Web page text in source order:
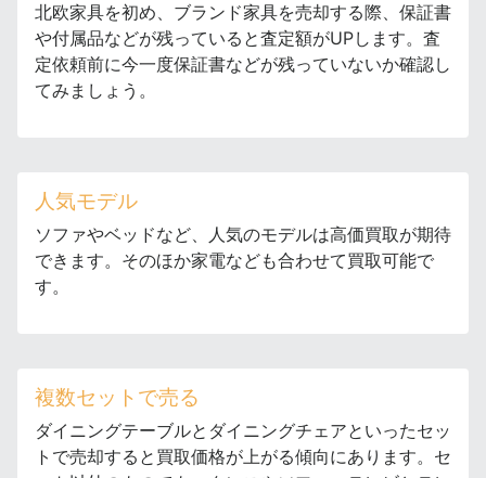
北欧家具を初め、ブランド家具を売却する際、保証書
や付属品などが残っていると査定額がUPします。査
定依頼前に今一度保証書などが残っていないか確認し
てみましょう。
人気モデル
ソファやベッドなど、人気のモデルは高価買取が期待
できます。そのほか家電なども合わせて買取可能で
す。
複数セットで売る
ダイニングテーブルとダイニングチェアといったセッ
トで売却すると買取価格が上がる傾向にあります。セ